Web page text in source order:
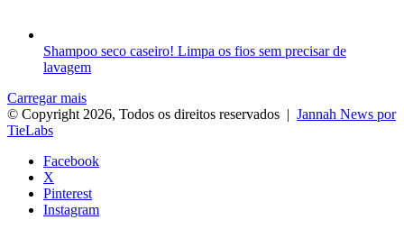
Shampoo seco caseiro! Limpa os fios sem precisar de
lavagem
Carregar mais
© Copyright 2026, Todos os direitos reservados | Jannah News por
TieLabs
Facebook
X
Pinterest
Instagram